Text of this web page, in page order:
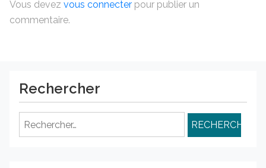
Vous devez vous connecter pour publier un
commentaire.
Rechercher
Rechercher :